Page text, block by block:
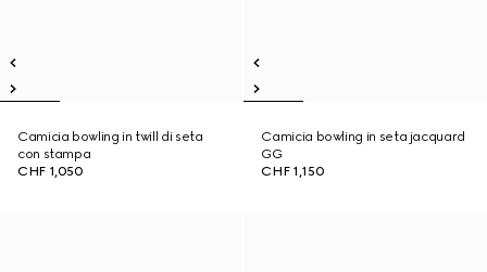
Camicia bowling in twill di seta
con stampa
CHF 1,050
Camicia bowling in seta jacquard
GG
CHF 1,150